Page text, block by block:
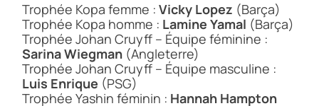
Trophée Kopa femme : Vicky Lopez (Barça)
Trophée Kopa homme : Lamine Yamal (Barça)
Trophée Johan Cruyff – Équipe féminine :
Sarina Wiegman (Angleterre)
Trophée Johan Cruyff – Équipe masculine :
Luis Enrique (PSG)
Trophée Yashin féminin : Hannah Hampton